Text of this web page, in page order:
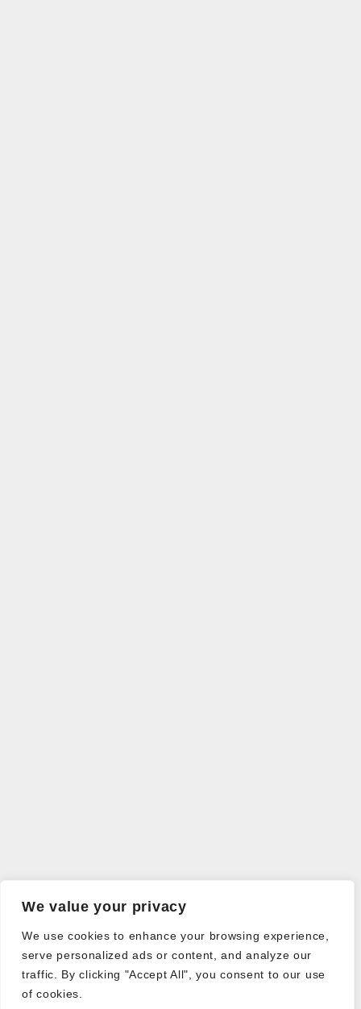
We value your privacy
We use cookies to enhance your browsing experience,
serve personalized ads or content, and analyze our
traffic. By clicking "Accept All", you consent to our use
of cookies.